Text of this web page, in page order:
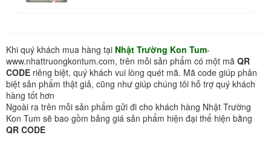
Khi quý khách mua hàng tại Nhật Trường Kon Tum-
www.nhattruongkontum.com, trên mỗi sản phẩm có một mã QR
CODE riêng biệt, quý khách vui lòng quét mã. Mã code giúp phân
biệt sản phẩm thật giả, cũng như giúp chúng tôi hỗ trợ quý khách
hàng tốt hơn
Ngoài ra trên mỗi sản phẩm gửi đi cho khách hàng Nhật Trường
Kon Tum sẽ bao gồm bảng giá sản phẩm hiện đại thể hiện bằng
QR CODE